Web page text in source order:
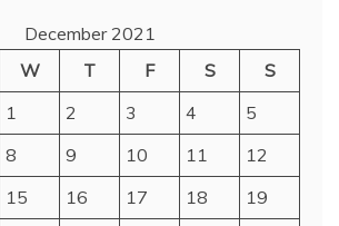
December 2021
W T F S
S
1
2 3 4
5
8 9 10 11
12
15 16 17 18
19